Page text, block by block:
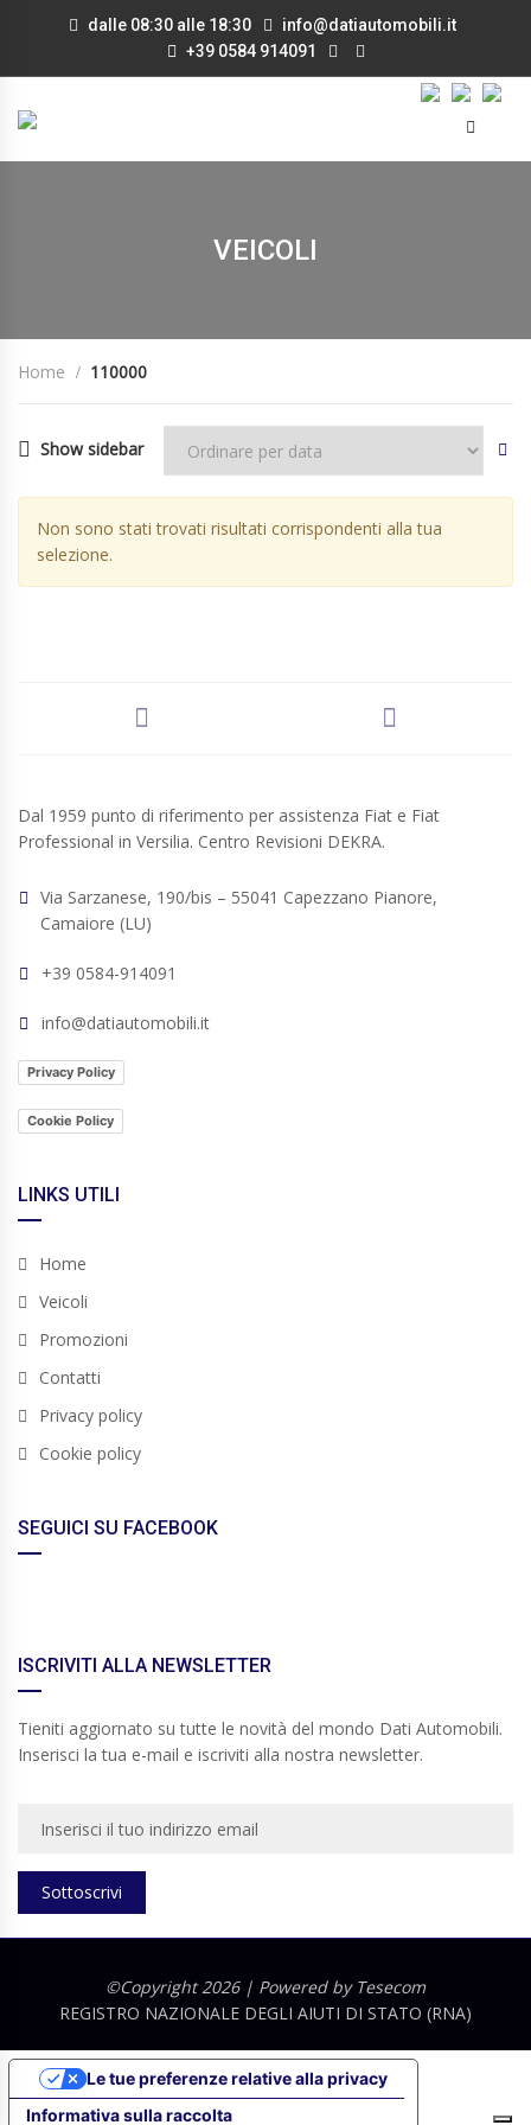
dalle 08:30 alle 18:30
info@datiautomobili.it
+39 0584 914091
VEICOLI
Home 110000
Show sidebar
Non sono stati trovati risultati corrispondenti alla tua
selezione.
Dal 1959 punto di riferimento per assistenza Fiat e Fiat
Professional in Versilia. Centro Revisioni DEKRA.
Via Sarzanese, 190/bis – 55041 Capezzano Pianore,
Camaiore (LU)
+39 0584-914091
info@datiautomobili.it
Privacy Policy
Cookie Policy
LINKS UTILI
Home
Veicoli
Promozioni
Contatti
Privacy policy
Cookie policy
SEGUICI SU FACEBOOK
ISCRIVITI ALLA NEWSLETTER
Tieniti aggiornato su tutte le novità del mondo Dati Automobili.
Inserisci la tua e-mail e iscriviti alla nostra newsletter.
Sottoscrivi
©Copyright 2026 | Powered by Tesecom
REGISTRO NAZIONALE DEGLI AIUTI DI STATO (RNA)
Informativa sulla raccolta
Le tue preferenze relative alla privacy